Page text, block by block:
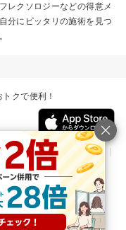
レクソロジーなどの得意メ
分にピッタリの施術を見つ
クで便利！
リリース情報
利用規約
ビス一覧 アプリ一覧